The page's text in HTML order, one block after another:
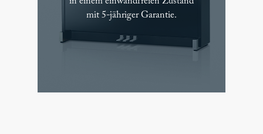
mit 5-jähriger Garantie.